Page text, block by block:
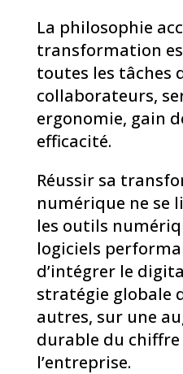
La philosophie
transformation
toutes les tâches
collaborateurs,
ergonomie, gain
efficacité.
Réussir sa
numérique ne se
les outils
logiciels
d’intégrer le
stratégie globale
autres, sur une
durable du chiffre
l’entreprise.